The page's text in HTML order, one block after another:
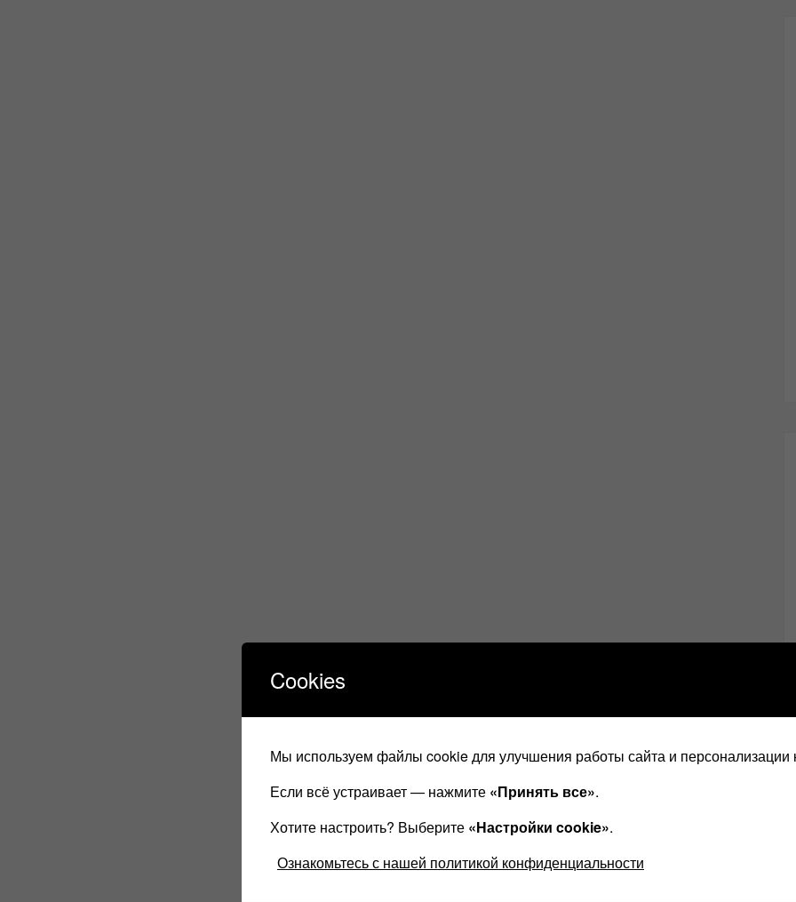
Cookies
Мы используем файлы cookie для улучшения работы сайта и персонализации
Если всё устраивает — нажмите «Принять все».
Хотите настроить? Выберите «Настройки cookie».
Ознакомьтесь с нашей политикой конфиденциальности